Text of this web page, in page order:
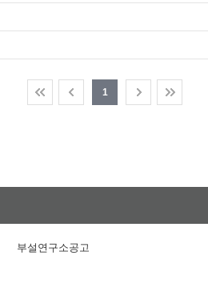
1
부설연구소공고